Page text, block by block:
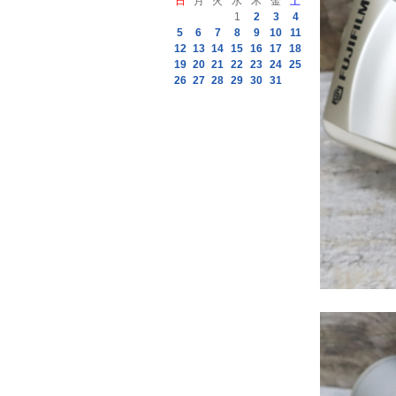
1
2 3
4
5
6 7 8 9 10
11
12 13 14 15 16 17 18
19 20 21 22 23 24 25
26 27 28 29 30 31